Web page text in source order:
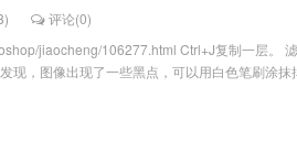
评论(0)
jiaocheng/106277.html Ctrl+J复制一层。
现，图像出现了一些黑点，可以用白色笔刷涂抹